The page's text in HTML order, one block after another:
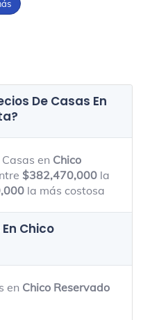
De Casas En
?
Casas en Chico
$382,470,000 la
la más costosa
Chico
en Chico Reservado